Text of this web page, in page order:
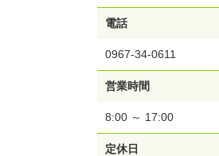
電話
0967-34-0611
営業時間
8:00 ～ 17:00
定休日